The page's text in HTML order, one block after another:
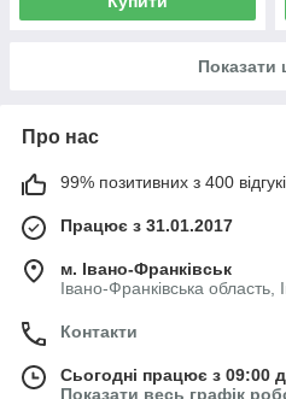
Показати
Про нас
99% позитивних з 400
Працює з 31.01.2017
м. Івано-Франківськ
Івано-Франківська область,
Контакти
Сьогодні працює з 09:00
Показати весь графік